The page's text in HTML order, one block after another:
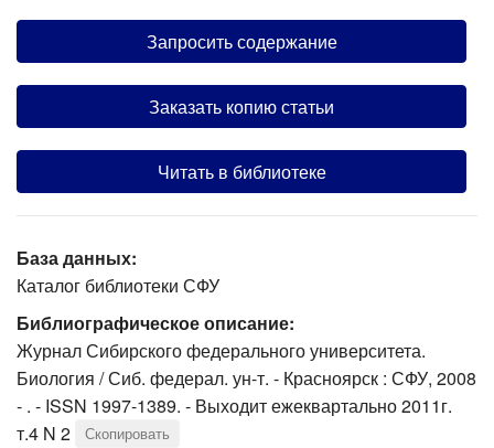
Запросить содержание
Заказать копию статьи
Читать в библиотеке
База данных:
Каталог библиотеки СФУ
Библиографическое описание:
Журнал Сибирского федерального университета.
Биология / Сиб. федерал. ун-т. - Красноярск : СФУ, 2008
- . - ISSN 1997-1389. - Выходит ежеквартально 2011г.
т.4 N 2
Скопировать